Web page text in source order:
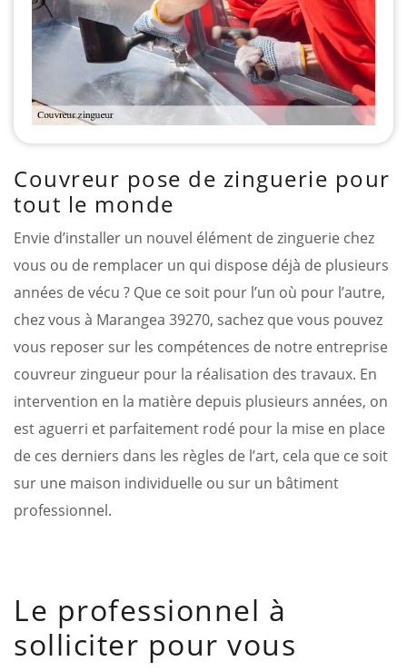
Couvreur pose de zinguerie pour
tout le monde
Envie d’installer un nouvel élément de zinguerie chez
vous ou de remplacer un qui dispose déjà de plusieurs
années de vécu ? Que ce soit pour l’un où pour l’autre,
chez vous à Marangea 39270, sachez que vous pouvez
vous reposer sur les compétences de notre entreprise
couvreur zingueur pour la réalisation des travaux. En
intervention en la matière depuis plusieurs années, on
est aguerri et parfaitement rodé pour la mise en place
de ces derniers dans les règles de l’art, cela que ce soit
sur une maison individuelle ou sur un bâtiment
professionnel.
Le professionnel à
solliciter pour vous